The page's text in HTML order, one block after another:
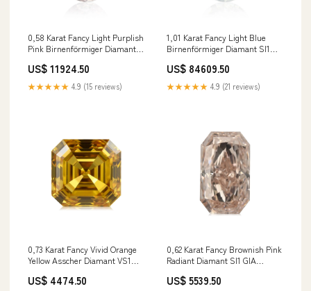
0,58 Karat Fancy Light Purplish
Pink Birnenförmiger Diamant
US$ 11924.50
★★★★★ 4.9 (15 reviews)
1,01 Karat Fancy Light Blue
Birnenförmiger Diamant SI1
US$ 84609.50
★★★★★ 4.9 (21 reviews)
0,73 Karat Fancy Vivid Orange
Yellow Asscher Diamant VS1
US$ 4474.50
0,62 Karat Fancy Brownish Pink
Radiant Diamant SI1 GIA
US$ 5539.50